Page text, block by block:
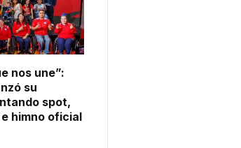
nos une”:
su
spot,
himno oficial